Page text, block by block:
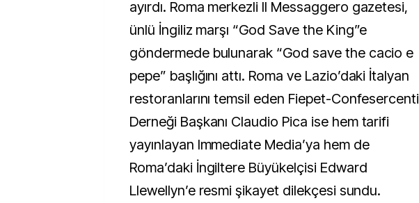
ayırdı. Roma merkezli Il Messaggero gazetesi,
ünlü İngiliz marşı “God Save the King”e
göndermede bulunarak “God save the cacio e
pepe” başlığını attı. Roma ve Lazio’daki İtalyan
restoranlarını temsil eden Fiepet-Confesercenti
Derneği Başkanı Claudio Pica ise hem tarifi
yayınlayan Immediate Media’ya hem de
Roma’daki İngiltere Büyükelçisi Edward
Llewellyn’e resmi şikayet dilekçesi sundu.